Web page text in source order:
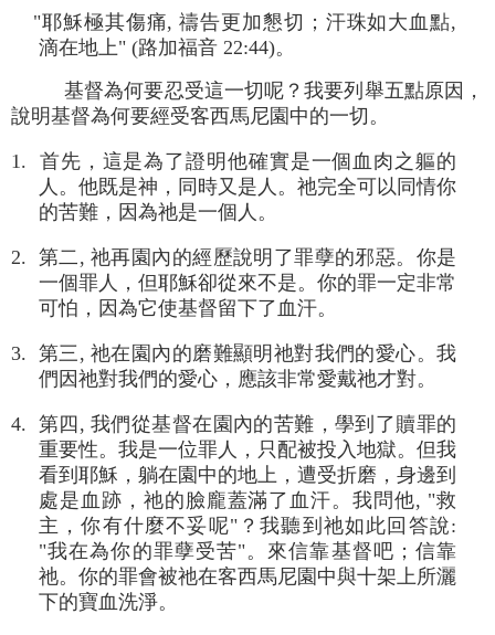
"耶穌極其傷痛, 禱告更加懇切；汗珠如大血點,
滴在地上" (路加福音 22:44)。
基督為何要忍受這一切呢？我要列舉五點原因，
說明基督為何要經受客西馬尼園中的一切。
1. 首先，這是為了證明他確實是一個血肉之軀的
人。他既是神，同時又是人。祂完全可以同情你
的苦難，因為祂是一個人。
2. 第二, 祂再園內的經歷說明了罪孽的邪惡。你是
一個罪人，但耶穌卻從來不是。你的罪一定非常
可怕，因為它使基督留下了血汗。
3. 第三, 祂在園內的磨難顯明祂對我們的愛心。我
們因祂對我們的愛心，應該非常愛戴祂才對。
4. 第四, 我們從基督在園內的苦難，學到了贖罪的
重要性。我是一位罪人，只配被投入地獄。但我
看到耶穌，躺在園中的地上，遭受折磨，身邊到
處是血跡，祂的臉龐蓋滿了血汗。我問他, "救
主，你有什麼不妥呢"？我聽到祂如此回答說:
"我在為你的罪孽受苦"。來信靠基督吧；信靠
祂。你的罪會被祂在客西馬尼園中與十架上所灑
下的寶血洗淨。